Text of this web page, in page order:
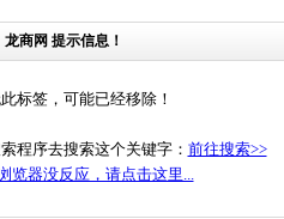
龙商网 提示信息！
标签，可能已经移除！
程序去搜索这个关键字： 前往搜索>>
览器没反应，请点击这里...